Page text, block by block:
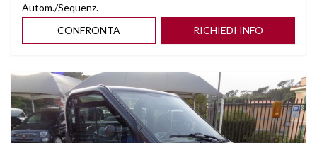
Autom./Sequenz.
CONFRONTA
RICHIEDI INFO
Vedi dettagli